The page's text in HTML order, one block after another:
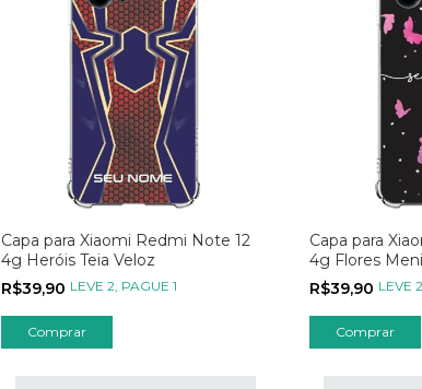
Capa para Xiaomi Redmi Note 12
4g Heróis Teia Veloz
R$39,90 LEVE 2, PAGUE 1
Comprar
Capa para
4g Flores
R$39,90 LEVE
Comprar